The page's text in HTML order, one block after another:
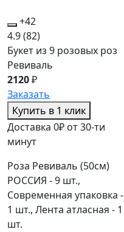
+42
4.9(82)
Букет из 9 розовых роз
Ревиваль
2120₽
Заказать
Купить в 1 клик
Доставка 0₽ от 30-ти
минут
Роза Ревиваль (50см)
РОССИЯ - 9 шт.,
Современная упаковка -
1 шт., Лента атласная - 1
шт.